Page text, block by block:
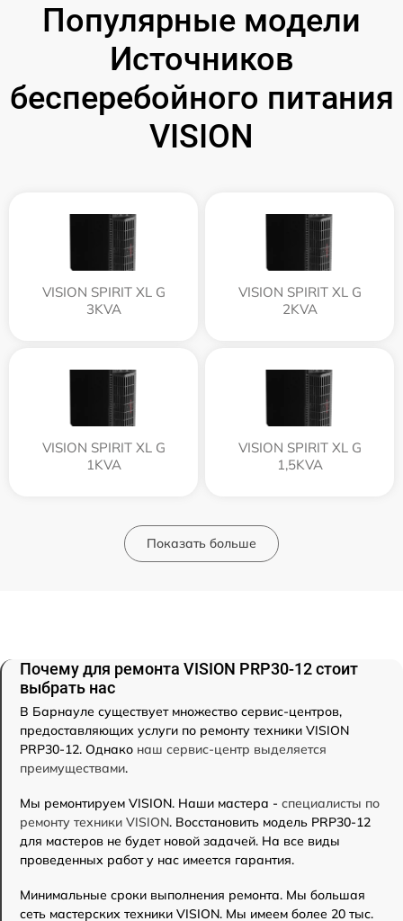
Популярные модели
Источников
бесперебойного питания
VISION
VISION SPIRIT XL G
3KVA
VISION SPIRIT XL G
2KVA
VISION SPIRIT XL G
1KVA
VISION SPIRIT XL G
1,5KVA
Показать больше
Почему для ремонта VISION PRP30-12 стоит
выбрать нас
В Барнауле существует множество сервис-центров,
предоставляющих услуги по ремонту техники VISION
PRP30-12. Однако наш сервис-центр выделяется
преимуществами.
Мы ремонтируем VISION. Наши мастера - специалисты по
ремонту техники VISION. Восстановить модель PRP30-12
для мастеров не будет новой задачей. На все виды
проведенных работ у нас имеется гарантия.
Минимальные сроки выполнения ремонта. Мы большая
сеть мастерских техники VISION. Мы имеем более 20 тыс.